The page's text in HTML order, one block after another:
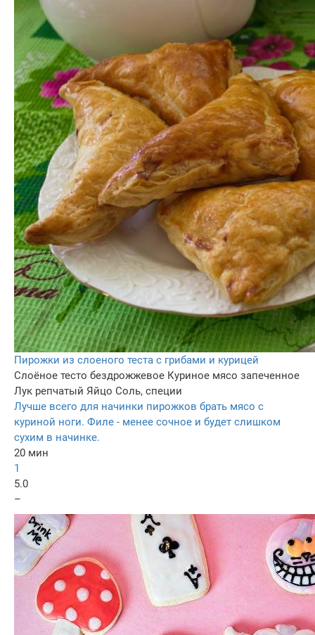
Пирожки из слоеного теста с грибами и курицей
Слоёное тесто бездрожжевое Куриное мясо запеченное
Лук репчатый Яйцо Соль, специи
Лучше всего для начинки пирожков брать мясо с
куриной ноги. Филе - менее сочное и будет слишком
сухим в начинке.
20 мин
1
5.0
–